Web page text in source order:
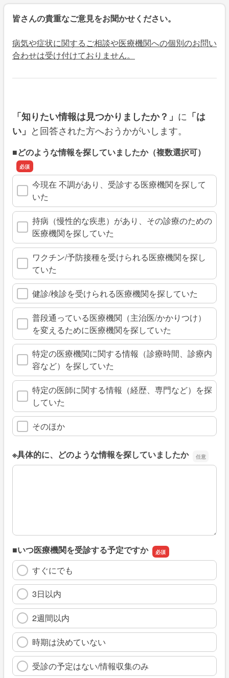
皆さんの貴重なご意見をお聞かせください。
病気や症状に関するご相談や医療機関への個別のお問い
合わせは受け付けておりません。
「知りたい情報は見つかりましたか？」 に 「は
い」 と回答された方へおうかがいします。
■どのような情報を探していましたか（複数選択可）
今現在 不調があり、受診する医療機関を探して
いた
持病（慢性的な疾患）があり、その診療のための
医療機関を探していた
ワクチン/予防接種を受けられる医療機関を探し
ていた
健診/検診を受けられる医療機関を探していた
普段通っている医療機関（主治医/かかりつけ）
を変えるために医療機関を探していた
特定の医療機関に関する情報（診療時間、診療内
容など）を探していた
特定の医師に関する情報（経歴、専門など）を探
していた
そのほか
※具体的に、どのような情報を探していましたか
※具体的に、どのような情報を探していましたか
■いつ医療機関を受診する予定ですか
すぐにでも
3日以内
2週間以内
時期は決めていない
受診の予定はない/情報収集のみ